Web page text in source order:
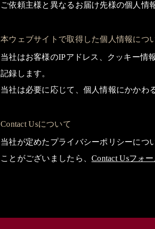
ご依頼主様と異なるお届け先様の個人情
本ウェブサイトで取得した個人情報につ
当社はお客様のIPアドレス、クッキー情
記録します。
当社は必要に応じて、個人情報にかかわ
Contact Usについて
当社が定めたプライバシーポリシーにつ
ことがございましたら、Contact Usフォ